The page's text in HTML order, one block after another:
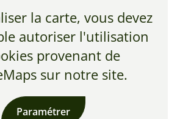
la carte, vous devez
autoriser l'utilisation
provenant de
sur notre site.
Paramétrer